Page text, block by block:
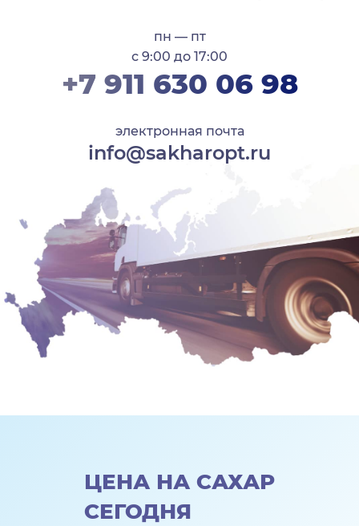
пн — пт
с 9:00 до 17:00
+7 911 630 06 98
электронная почта
info@sakharopt.ru
ЦЕНА НА САХАР
СЕГОДНЯ